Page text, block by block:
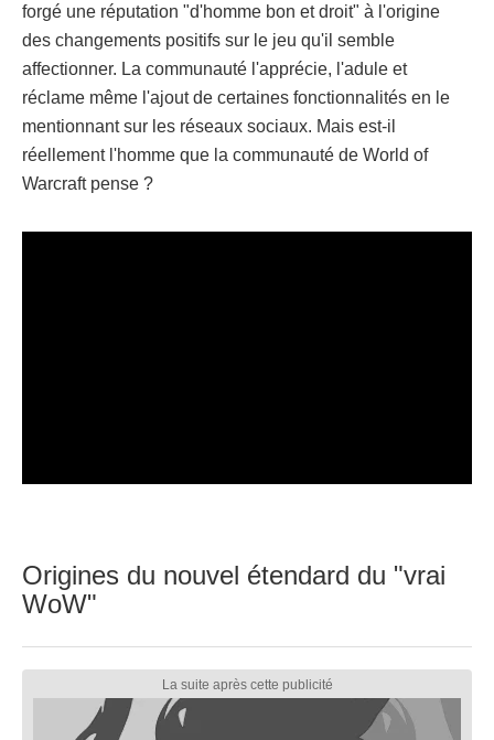
forgé une réputation "d'homme bon et droit" à l'origine
des changements positifs sur le jeu qu'il semble
affectionner. La communauté l'apprécie, l'adule et
réclame même l'ajout de certaines fonctionnalités en le
mentionnant sur les réseaux sociaux. Mais est-il
réellement l'homme que la communauté de World of
Warcraft pense ?
Origines du nouvel étendard du "vrai
WoW"